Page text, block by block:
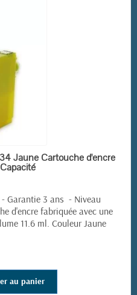
Jaune Cartouche d'encre
Garantie 3 ans - Niveau
d'encre fabriquée avec une
11.6 ml. Couleur Jaune
au panier